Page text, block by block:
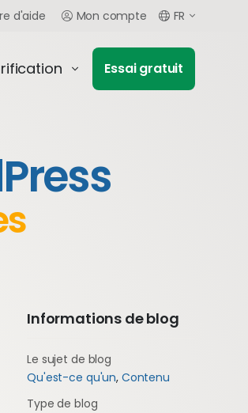
Informations de blog
Le sujet de blog
Qu'est-ce qu'un, Contenu
Type de blog
d'aide Mon compte FR
Essai gratuit